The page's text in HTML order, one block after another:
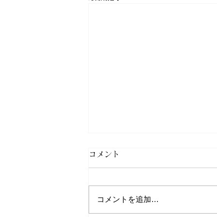
《サクラマス》令和8年釣果
報告
釣果報告集計結果が出ましたので
コメント
コメントを追加…